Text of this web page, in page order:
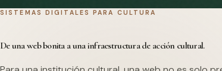
SISTEMAS DIGITALES PARA CULTURA
De una web bonita a una infraestructura de acción cultural.